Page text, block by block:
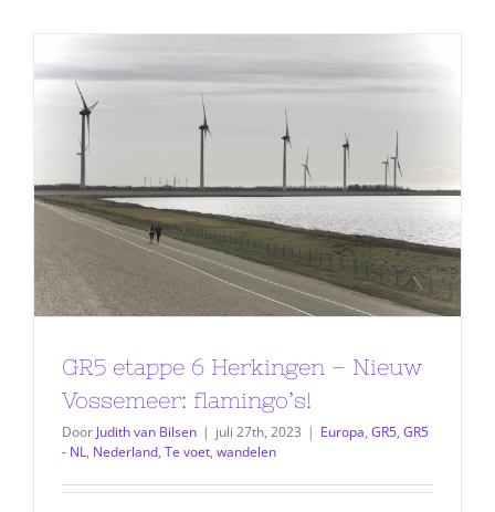
GR5 etappe 6 Herkingen – Nieuw
Vossemeer: flamingo’s!
Door Judith van Bilsen | juli 27th, 2023 | Europa, GR5, GR5
- NL, Nederland, Te voet, wandelen